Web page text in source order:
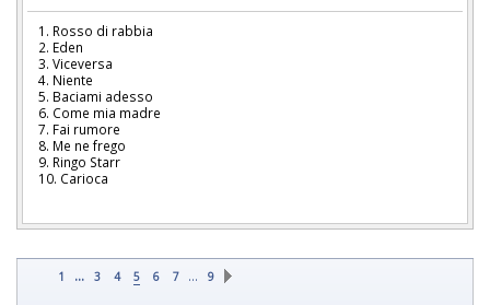
1. Rosso di rabbia
2. Eden
3. Viceversa
4. Niente
5. Baciami adesso
6. Come mia madre
7. Fai rumore
8. Me ne frego
9. Ringo Starr
10. Carioca
1 ... 3 4 5 6 7 … 9